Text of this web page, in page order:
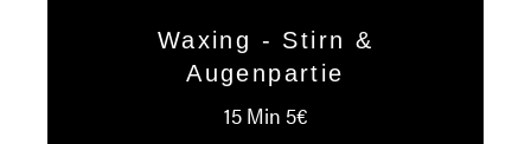
Waxing - Stirn &
Augenpartie
15 Min 5€